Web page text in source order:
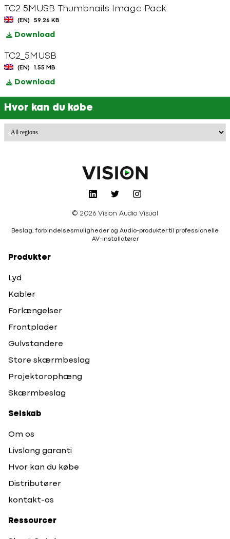
TC2 5MUSB Thumbnails Image Pack
(EN) 59.26 KB
Download
TC2_5MUSB
(EN) 1.55 MB
Download
Hvor kan du købe
© 2026 Vision Audio Visual
Beslag, forbindelsesmuligheder og Audio-produkter til professionelle
AV-installatører
Produkter
Lyd
Kabler
Forlængelser
Frontplader
Gulvstandere
Store skærmbeslag
Projektorophæng
Skærmbeslag
Selskab
Om os
Livslang garanti
Hvor kan du købe
Distributører
kontakt-os
Ressourcer